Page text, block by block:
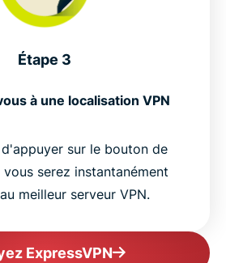
Étape 3
à une localisation VPN
sur le bouton de
serez instantanément
meilleur serveur VPN.
ExpressVPN